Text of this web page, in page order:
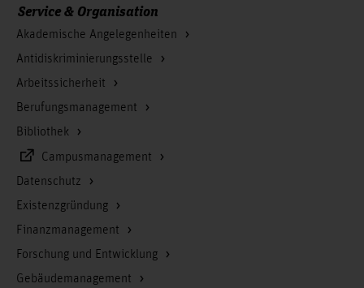
Service & Organisation
Akademische Angelegenheiten
Antidiskriminierungsstelle
Arbeitssicherheit
Berufungsmanagement
Bibliothek
Campusmanagement
Datenschutz
Existenzgründung
Finanzmanagement
Forschung und Entwicklung
Gebäudemanagement